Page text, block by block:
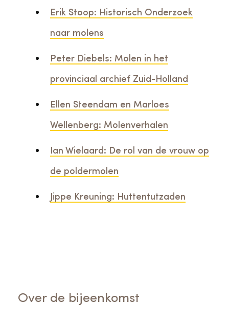
Erik Stoop: Historisch Onderzoek
naar molens
Peter Diebels: Molen in het
provinciaal archief Zuid-Holland
Ellen Steendam en Marloes
Wellenberg: Molenverhalen
Ian Wielaard: De rol van de vrouw op
de poldermolen
Jippe Kreuning: Huttentutzaden
Over de bijeenkomst